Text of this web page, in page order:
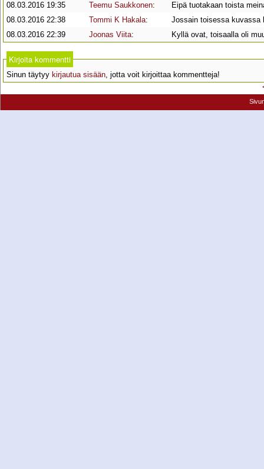
08.03.2016 19:35 Teemu Saukkonen:
Eipä tuotakaan toista
08.03.2016 22:38
Tommi K Hakala:
Jossain toisessa kuvassa
08.03.2016 22:39
Joonas Viita: Kyllä ovat, toisaalla oli
Kirjoita kommentti
Sinun täytyy kirjautua sisään, jotta voit kirjoittaa kommentteja!